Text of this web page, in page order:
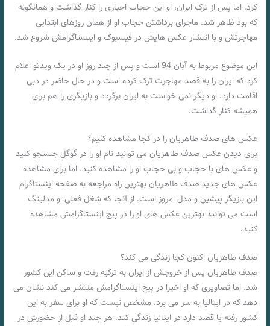
کرد. اما پس از ترک ایران، او این حجاب اجباری را کنار گذاشت و همانگونه
که بود ظاهر شد. ماجرای برداشتن حجاب او از همان روزهای ابتدایی
مهاجرتش و با انتشار عکس هایش در فیسبوک و اینستاگرامش شروع شد.
این موضوع مربوط به آبان 94 است و پس از چند روز او در یک ویدئو اعلام
کرد که ایران را به قصد مهاجرت ترک کرده است و در حال حاضر در دبی
اقامت دارد. او دیگر نمی خواست به ایران برگردد و بازیگری را هم برای
همیشه کنار گذاشت.
عکس های صدف طاهریان را در کجا مشاهده کنیم؟
برای دیدن عکس صدف طاهریان می توانید نام او را در گوگل جستجو کنید
و عکس های با حجاب و بی حجاب او را مشاهده کنید. اما برای مشاهده
عکس های جدید صدف طاهریان بهترین راه مراجعه به صفحه اینستاگرام
این بازیگر پیشین و مدل امروز است. از آنجا که شغل فعلی او مدلینگ
است می توانید بهترین عکس های او را در پیج اینستاگرامش مشاهده
کنید.
صدف طاهریان اکنون کجا زندگی می کند؟
صدف طاهریان پس از خروجش از ایران به ترکیه رفت و ساکن این کشور
شد. اما تصاویری که او اخیرا در پیج اینستاگرامش منتشر می کند نشان می
دهد که در ایتالیا به سر می برد. مشخص نیست که او برای سفر به این
کشور رفته یا قصد دارد در ایتالیا زندگی کند. هر چند او قبل از حضورش در